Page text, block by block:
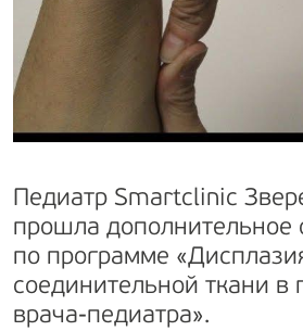
Педиатр Smartclinic
прошла дополнительное
по программе
соединительной ткани в
врача-педиатра».